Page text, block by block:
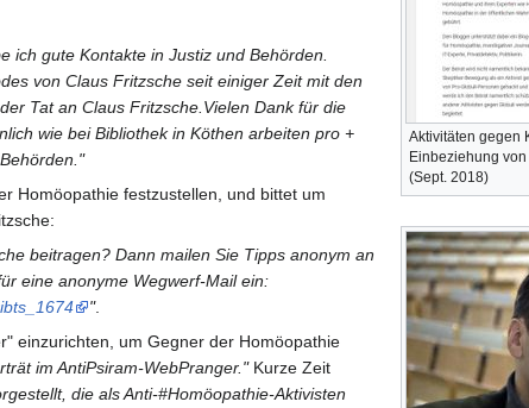
Aktivitäten gegen
Einbeziehung
(Sept. 2018)
ich gute Kontakte in Justiz und Behörden.
von Claus Fritzsche seit einiger Zeit mit den
Tat an Claus Fritzsche.Vielen Dank für die
wie bei Bibliothek in Köthen arbeiten pro +
Homöopathie festzustellen, und bittet um
beitragen? Dann mailen Sie Tipps anonym an
eine anonyme Wegwerf-Mail ein:
".
einzurichten, um Gegner der Homöopathie
im AntiPsiram-WebPranger."Kurze Zeit
die als Anti-#Homöopathie-Aktivisten